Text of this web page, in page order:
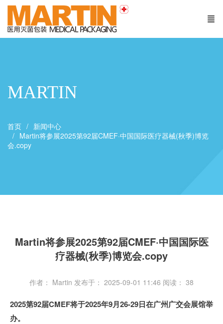
MARTIN
首页
新闻中心
Martin将参展2025第92届CMEF·中国国际医疗器械(秋季)博览
会.copy
Martin将参展2025第92届CMEF·中国国际医
疗器械(秋季)博览会.copy
作者： Martin 发布于： 2025-09-01 11:46 阅读： 38
2025第92届CMEF将于2025年9月26-29日在广州广交会展馆举
办。